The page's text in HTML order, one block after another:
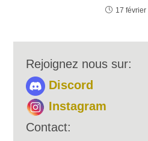
17 février
Rejoignez nous sur:
Discord
Instagram
Contact: